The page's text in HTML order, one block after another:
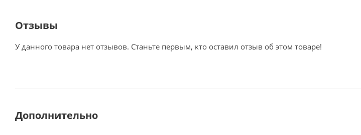
Отзывы
У данного товара нет отзывов. Станьте первым, кто оставил отзыв об этом товаре!
Дополнительно